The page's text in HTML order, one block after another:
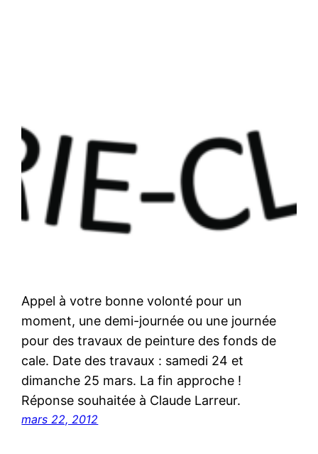
Appel à votre bonne volonté pour un
moment, une demi-journée ou une journée
pour des travaux de peinture des fonds de
cale. Date des travaux : samedi 24 et
dimanche 25 mars. La fin approche !
Réponse souhaitée à Claude Larreur.
mars 22, 2012